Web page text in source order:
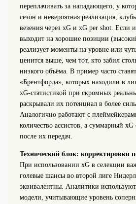
переплачивать за нападающего, у
сезон и невероятная реализация,
везения через xG и xG per shot. Если
выходит на хорошие позиции
реализует моменты на уровне или
ценится выше, чем тот, кто забил
низкого объёма. В пример часто
«Брентфорда», которых находили в
xG‑статистикой при скромных
раскрывали их потенциал в более
Аналогично работают с
количество ассистов, а суммарный xG
после их передач.
Технический блок: корректировки
При использовании xG в селекции
голевые шансы во второй лиге
эквивалентны. Аналитики
модели, учитывающие уровень